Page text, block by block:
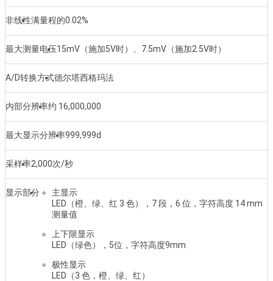
非线性满量程的0.02%
最大测量电压15mV（施加5V时）、7.5mV（施加2.5V时）
A/D转换方式德尔塔西格玛法
内部分辨率约 16,000,000
最大显示分辨率999,999d
采样率2,000次/秒
显示部分
主显示
LED（橙、绿、红 3 色），7 段，6 位，字符高度 14 mm
测量值
上下限显示
LED（绿色），5位，字符高度9mm
极性显示
LED（3 色，橙、绿、红）